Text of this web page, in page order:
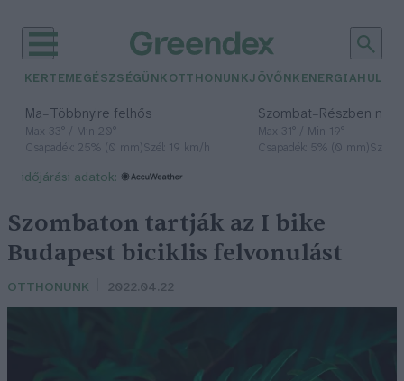
KERTEM EGÉSZSÉGÜNK OTTHONUNKJÖVŐNK ENERGIA
Ma– Többnyire felhős
Max 33° / Min 20°
Csapadék: 25% (0 mm)Szél: 19 km/h
Szombat– Részben
Max 31° / Min 19°
Csapadék: 5% (0 mm)Szél:
időjárási adatok:
Szombaton tartják az I bike
Budapest biciklis felvonulást
OTTHONUNK 2022.04.22